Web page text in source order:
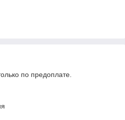
по предоплате.